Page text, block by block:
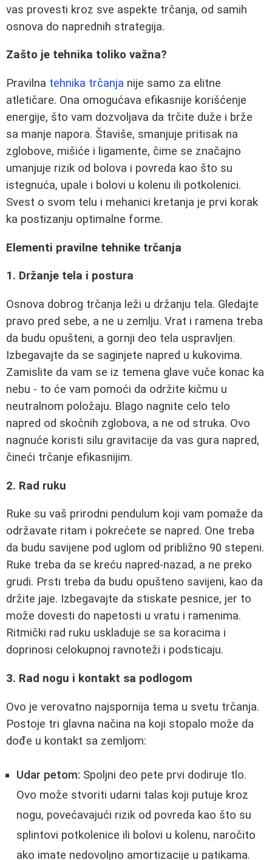
vas provesti kroz sve aspekte trčanja, od samih
osnova do naprednih strategija.
Zašto je tehnika toliko važna?
Pravilna tehnika trčanja nije samo za elitne
atletičare. Ona omogućava efikasnije korišćenje
energije, što vam dozvoljava da trčite duže i brže
sa manje napora. Štaviše, smanjuje pritisak na
zglobove, mišiće i ligamente, čime se značajno
umanjuje rizik od bolova i povreda kao što su
istegnuća, upale i bolovi u kolenu ili potkolenici.
Svest o svom telu i mehanici kretanja je prvi korak
ka postizanju optimalne forme.
Elementi pravilne tehnike trčanja
1. Držanje tela i postura
Osnova dobrog trčanja leži u držanju tela. Gledajte
pravo pred sebe, a ne u zemlju. Vrat i ramena treba
da budu opušteni, a gornji deo tela uspravljen.
Izbegavajte da se saginjete napred u kukovima.
Zamislite da vam se iz temena glave vuče konac ka
nebu - to će vam pomoći da održite kičmu u
neutralnom položaju. Blago nagnite celo telo
napred od skočnih zglobova, a ne od struka. Ovo
nagnuće koristi silu gravitacije da vas gura napred,
čineći trčanje efikasnijim.
2. Rad ruku
Ruke su vaš prirodni pendulum koji vam pomaže da
održavate ritam i pokrećete se napred. One treba
da budu savijene pod uglom od približno 90 stepeni.
Ruke treba da se kreću napred-nazad, a ne preko
grudi. Prsti treba da budu opušteno savijeni, kao da
držite jaje. Izbegavajte da stiskate pesnice, jer to
može dovesti do napetosti u vratu i ramenima.
Ritmički rad ruku uskladuje se sa koracima i
doprinosi celokupnoj ravnoteži i podsticaju.
3. Rad nogu i kontakt sa podlogom
Ovo je verovatno najspornija tema u svetu trčanja.
Postoje tri glavna načina na koji stopalo može da
dođe u kontakt sa zemljom:
Udar petom: Spoljni deo pete prvi dodiruje tlo.
Ovo može stvoriti udarni talas koji putuje kroz
nogu, povećavajući rizik od povreda kao što su
splintovi potkolenice ili bolovi u kolenu, naročito
ako imate nedovoljno amortizacije u patikama.